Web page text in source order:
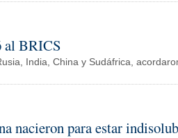
al BRICS
India, China y Sudáfrica,
nacieron para estar